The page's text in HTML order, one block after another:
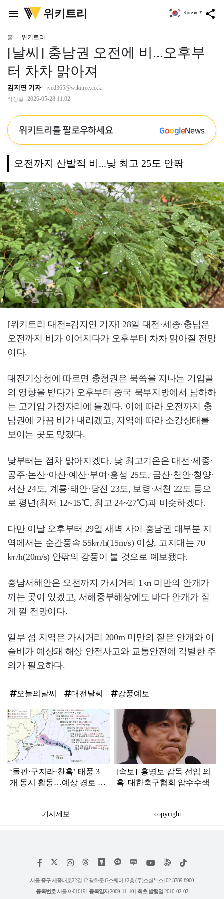
menu
위
키
리
위키트리 share
Korean ▼
홈 위키트리
[날씨] 충남권 오전에 비...오후부
터 차차 맑아져
김지연 기자 jyed365@wikitree.co.kr
작성일 2026-05-28 11:02
위키트리를 팔로우하세요 GoogleNews
오전까지 산발적 비...낮 최고 25도 안팎
[위키트리 대전=김지연 기자] 28일 대전·세종·충남은
오전까지 비가 이어지다가 오후부터 차차 맑아질 전망
이다.
대전기상청에 따르면 충청권은 북쪽을 지나는 기압골
의 영향을 받다가 오후부터 중국 북부지방에서 남하하
는 고기압 가장자리에 들겠다. 이에 따라 오전까지 충
남권에 가끔 비가 내리겠고, 지역에 따라 소강상태를
보이는 곳도 많겠다.
낮부터는 점차 맑아지겠다. 낮 최고기온은 대전·세종·
공주·논산·아산·예산·부여·홍성 25도, 금산·천안·청양·
서산 24도, 계룡·태안·당진 23도, 보령·서천 22도 등으
로 평년(최저 12~15℃, 최고 24~27℃)과 비슷하겠다.
다만 이날 오후부터 29일 새벽 사이 충남권 대부분 지
역에서는 순간풍속 55㎞/h(15m/s) 이상, 고지대는 70
㎞/h(20m/s) 안팎의 강풍이 불 것으로 예보됐다.
충남서해안은 오전까지 가시거리 1㎞ 미만의 안개가
끼는 곳이 있겠고, 서해중부해상에도 바다 안개가 짙
게 낄 전망이다.
일부 섬 지역은 가시거리 200m 미만의 짙은 안개와 이
슬비가 예상돼 해상 안전사고와 교통안전에 각별한 주
의가 필요하다.
오늘의날씨 대전날씨 강풍예보
탑
라
인
‘돌핀·구지라·찬홈’ 태풍 3
개 동시 활동…예상 경로 보
[속보] '홍명보 감독 선임 의
혹' 대한축구협회 압수수색
기사제보 copyright
페
스
인
타
램
위
트
유
틱
서울 중구 세종대로22길 12 광화문 G스퀘어 12층 (주)소셜뉴스 | 02-3789-8900
등록번호 서울 아01019 | 등록일자2009. 11. 10 | 최초 발행일2010. 02. 02